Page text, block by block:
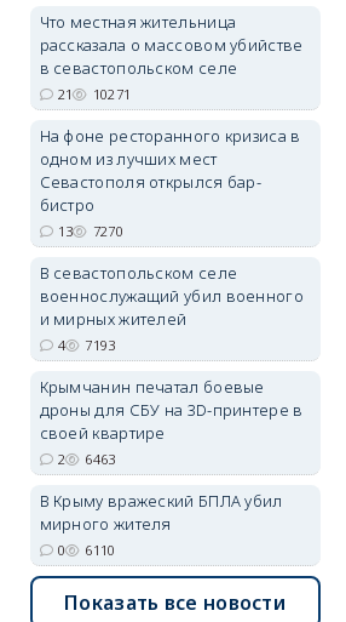
erid: 2SDnjdvhGXG
Что местная жительница
рассказала о массовом убийстве
в севастопольском селе
21 10271
На фоне ресторанного кризиса в
одном из лучших мест
Севастополя открылся бар-
бистро
13 7270
В севастопольском селе
военнослужащий убил военного
и мирных жителей
4 7193
Крымчанин печатал боевые
дроны для СБУ на 3D-принтере в
своей квартире
2 6463
В Крыму вражеский БПЛА убил
мирного жителя
0 6110
Показать все новости